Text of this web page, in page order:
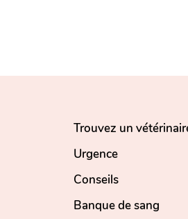
Trouvez un
Urgence
Conseils
Banque de sang